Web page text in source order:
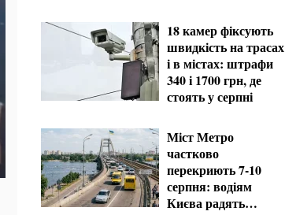
18 камер фіксують
швидкість на трасах
і в містах: штрафи
340 і 1700 грн, де
стоять у серпні
Міст Метро
частково
перекриють 7-10
серпня: водіям
Києва радять